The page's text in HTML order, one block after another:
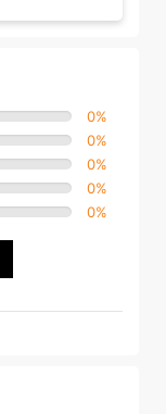
0%
0%
0%
0%
0%